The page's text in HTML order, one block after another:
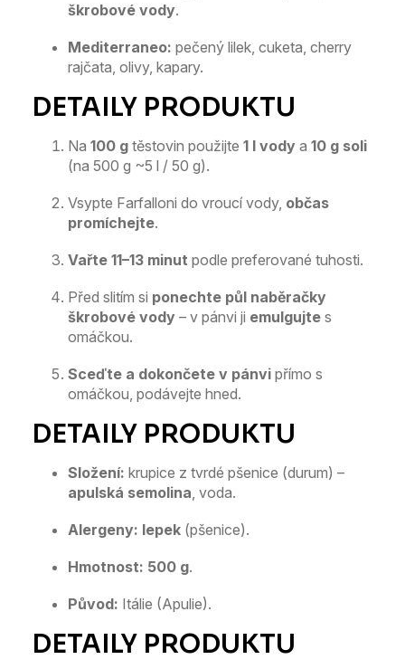
škrobové vody.
Mediterraneo: pečený lilek, cuketa, cherry
rajčata, olivy, kapary.
Na 100 g těstovin použijte 1 l vody a 10 g soli
(na 500 g ~5 l / 50 g).
Vsypte Farfalloni do vroucí vody, občas
promíchejte.
Vařte 11–13 minut podle preferované tuhosti.
Před slitím si ponechte půl naběračky
škrobové vody – v pánvi ji emulgujte s
omáčkou.
Sceďte a dokončete v pánvi přímo s
omáčkou, podávejte hned.
Složení: krupice z tvrdé pšenice (durum) –
apulská semolina , voda.
Alergeny: lepek (pšenice).
Hmotnost: 500 g.
Původ: Itálie (Apulie).